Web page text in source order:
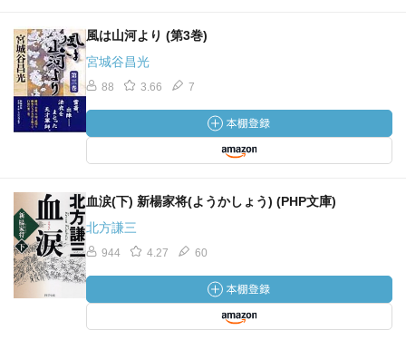
う。武士としての在り方・美学を貫けば、悪い敵には勝て
っこないのだ。
その美しくあることが東北の民には強制されているとい
うのは…心が痛くなった。
美しさは、個人が持つもの。「他人に美しさを持たされ
る」この状態を見つけたら恐ろしさを覚えるようにしよ
風は山河より (第3巻)
宮城谷昌光
88 3.66 7
血涙(下) 新楊家将(ようかしょう) (PHP文庫)
北方謙三
944 4.27 60